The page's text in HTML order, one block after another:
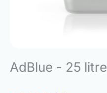
AdBlue - 25